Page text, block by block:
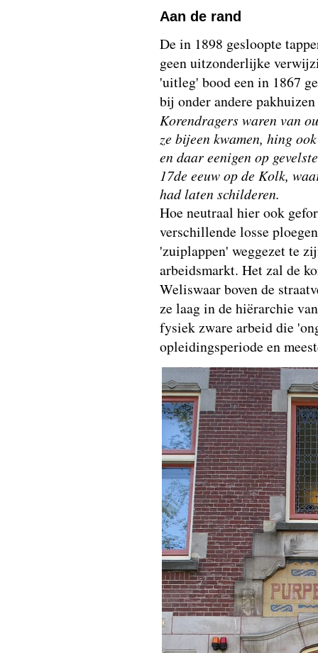
Aan de rand
De in 1898 gesloopte
geen uitzonderlijke
'uitleg' bood een in 1867
bij onder andere
Korendragers waren van
ze bijeen kwamen, hing
en daar eenigen op
17de eeuw op de Kolk,
had laten schilderen.
Hoe neutraal hier ook
verschillende losse
'zuiplappen' weggezet te
arbeidsmarkt. Het zal de
Weliswaar boven de
ze laag in de hiërarchie
fysiek zware arbeid die
opleidingsperiode en